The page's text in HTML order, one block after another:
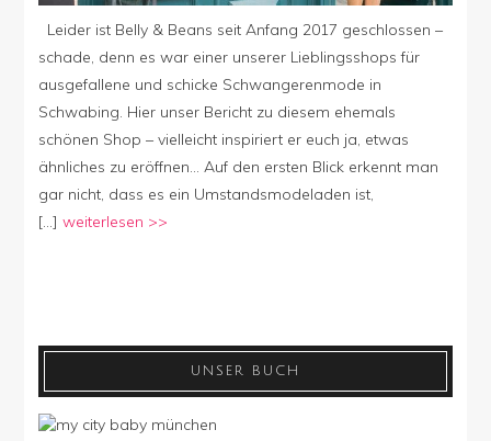
Leider ist Belly & Beans seit Anfang 2017 geschlossen –
schade, denn es war einer unserer Lieblingsshops für
ausgefallene und schicke Schwangerenmode in
Schwabing. Hier unser Bericht zu diesem ehemals
schönen Shop – vielleicht inspiriert er euch ja, etwas
ähnliches zu eröffnen… Auf den ersten Blick erkennt man
gar nicht, dass es ein Umstandsmodeladen ist,
[…] weiterlesen >>
UNSER BUCH